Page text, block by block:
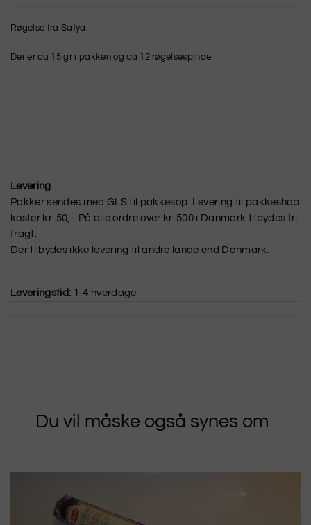
Røgelse fra Satya.
Der er ca 15 gr i pakken og ca 12 røgelsespinde.
Levering
Pakker sendes med GLS til pakkesop. Levering til pakkeshop
koster kr. 50,-. På alle ordre over kr. 500 i Danmark tilbydes fri
fragt.
Der tilbydes ikke levering til andre lande end Danmark.
Leveringstid: 1-4 hverdage
Du vil måske også synes om